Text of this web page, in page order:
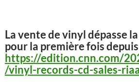
La vente de vinyl dépasse
pour la première fois
https://edition.cnn.com/
/vinyl-records-cd-sales-